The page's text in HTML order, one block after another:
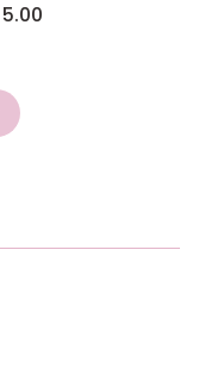
5.00